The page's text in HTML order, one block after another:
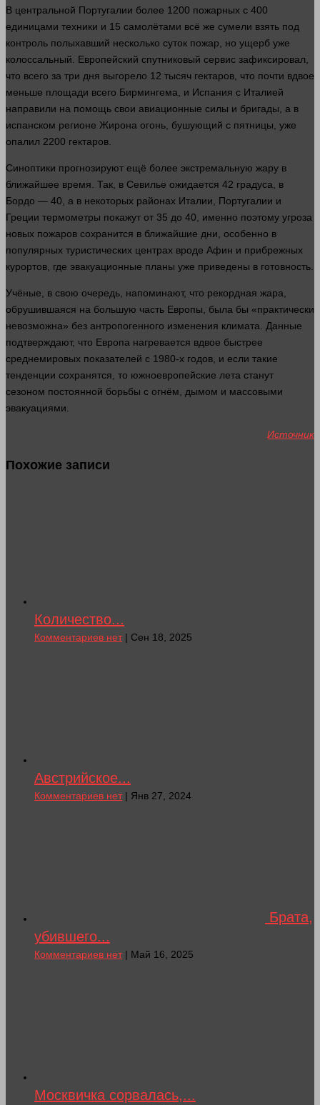
В центральной Португалии более 1200 пожарных с 400
единицами техники и 15 самолётами всё же сумели взять под
контроль полыхавший несколько суток пожар, но ущерб уже
колоссальный. Европейский спутниковый сервис зафиксировал,
что всего за три дня выгорело 12 тысяч гектаров, что почти вдвое
меньше площади всего Бирмингема, и Испания с Италией
направили на помощь свои авиационные силы и бригады, а в
испанском регионе Жирона огонь , бушующий с пятницы, уже
опалил 2200 гектаров.
Синоптики прогнозируют ещё более экстремальную жару в
ближайшее время . Так, в Севилье ожидается 42 градуса, в
Бордо — 40, а в некоторых районах Италии, Португалии и
Греции термометры покажут от 35 до 40, именно поэтому угроза
новых пожаров сохранится в ближайшие дни, особенно в
популярных туристических центрах вроде Афин и прибрежных
курортов, где эвакуационные планы уже приведены в готовность.
Учёные, в свою очередь, напоминают, что рекордная жара,
обрушившаяся на большую часть Европы, была бы «практически
невозможна» без антропогенного изменения климата. Данные
подтверждают, что Европа нагревается вдвое быстрее
среднемировых показателей с 1980-х годов, и если такие
тенденции сохранятся, то южноевропейские лета станут
сезоном постоянной борьбы с огнём, дымом и массовыми
эвакуациями.
Источник
Похожие записи
Количество...
Комментариев нет| Сен 18, 2025
Австрийское...
Комментариев нет| Янв 27, 2024
Брата,
убившего...
Комментариев нет| Май 16, 2025
Москвичка сорвалась,...